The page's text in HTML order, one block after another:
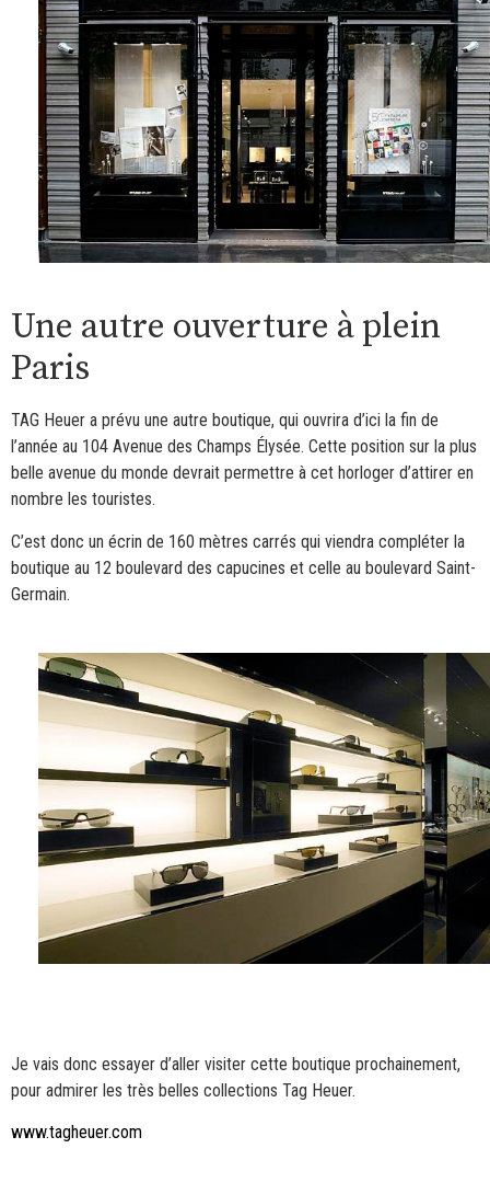
Une autre ouverture à plein
Paris
TAG Heuer a prévu une autre boutique, qui ouvrira d’ici la fin de
l’année au 104 Avenue des Champs Élysée. Cette position sur la plus
belle avenue du monde devrait permettre à cet horloger d’attirer en
nombre les touristes.
C’est donc un écrin de 160 mètres carrés qui viendra compléter la
boutique au 12 boulevard des capucines et celle au boulevard Saint-
Germain.
Je vais donc essayer d’aller visiter cette boutique prochainement,
pour admirer les très belles collections Tag Heuer.
www.tagheuer.com